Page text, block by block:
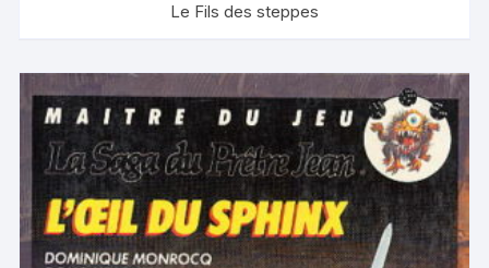
Le Fils des steppes